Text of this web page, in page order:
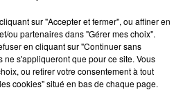
2026
House Mafia et Lykke Li
« Happiness Is So Sad »
sur "Accepter et fermer", ou affiner en
ou partenaires dans "Gérer mes choix".
en cliquant sur "Continuer sans
ne s'appliqueront que pour ce site. Vous
ou retirer votre consentement à tout
cookies" situé en bas de chaque page.